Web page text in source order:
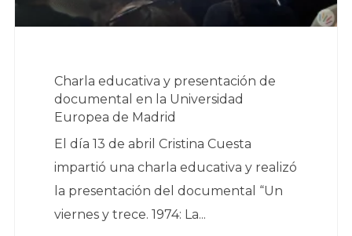
Charla educativa y presentación de
documental en la Universidad
Europea de Madrid
El día 13 de abril Cristina Cuesta
impartió una charla educativa y realizó
la presentación del documental “Un
viernes y trece. 1974: La...